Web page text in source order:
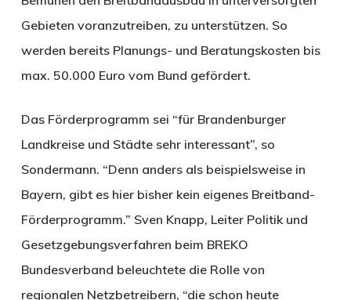
Gebieten voranzutreiben, zu unterstützen. So
werden bereits Planungs- und Beratungskosten bis
max. 50.000 Euro vom Bund gefördert.
Das Förderprogramm sei “für Brandenburger
Landkreise und Städte sehr interessant”, so
Sondermann. “Denn anders als beispielsweise in
Bayern, gibt es hier bisher kein eigenes Breitband-
Förderprogramm.” Sven Knapp, Leiter Politik und
Gesetzgebungsverfahren beim BREKO
Bundesverband beleuchtete die Rolle von
regionalen Netzbetreibern, “die schon heute